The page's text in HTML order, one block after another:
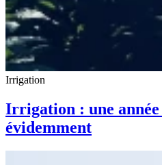
Irrigation
Irrigation : une année
évidemment